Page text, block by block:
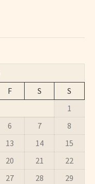
F S
S
1
6 7
8
13 14
15
20 21
22
27 28
29